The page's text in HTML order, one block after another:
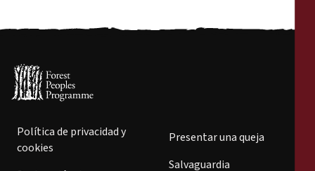
Política de privacidad y
cookies
Presentar una queja
Salvaguardia